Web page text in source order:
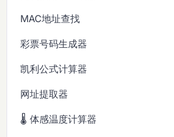
MAC地址查找
彩票号码生成器
凯利公式计算器
网址提取器
🌡️ 体感温度计算器